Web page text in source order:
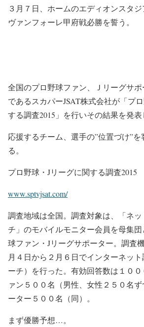
３月７日、ホームのエディオンスタ
ヴァンフォーレ甲府戦必勝を誓う。
全国のプロ野球ファン、Ｊリーグサ
であるスカパーJSAT株式会社が「プ
する調査2015」を行いその結果を発表
応援するチーム、選手の”位置づけ”
る。
プロ野球・Jリーグに関する調査2015
www.sptvjsat.com/
調査地域は全国。調査対象は、「ネ
チ」のモバイルモニター会員を母集団
球ファン・Jリーグサポーター。調査
月４日から２月６日でインターネッ
ーチ）を行った。有効回答数は１０
ァン５００名（男性、女性２５０名
ーター５００名（同）。
まず優勝予想…。